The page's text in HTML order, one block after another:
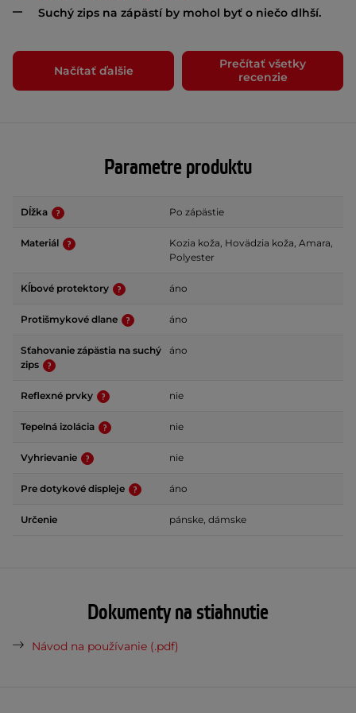
Suchý zips na zápästí by mohol byť o niečo dlhší.
Načítať ďalšie
Prečítať všetky
recenzie
Parametre produktu
Dĺžka Po zápästie
Materiál
Kozia koža, Hovädzia koža, Amara,
Polyester
Kĺbové protektory áno
Protišmykové dlane áno
Sťahovanie zápästia na suchý
zips
áno
Reflexné prvky nie
Tepelná izolácia nie
Vyhrievanie nie
Pre dotykové displeje áno
Určenie pánske, dámske
Dokumenty na stiahnutie
Návod na používanie (.pdf)